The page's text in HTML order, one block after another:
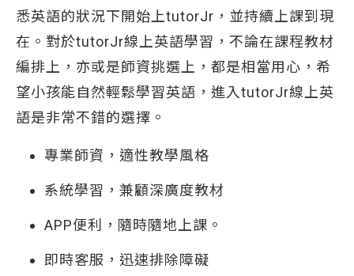
悉英語的狀況下開始上tutorJr，並持續上課到現
在。對於tutorJr線上英語學習，不論在課程教材
編排上，亦或是師資挑選上，都是相當用心，希
望小孩能自然輕鬆學習英語，進入tutorJr線上英
語是非常不錯的選擇。
專業師資，適性教學風格
系統學習，兼顧深廣度教材
APP便利，隨時隨地上課。
即時客服，迅速排除障礙